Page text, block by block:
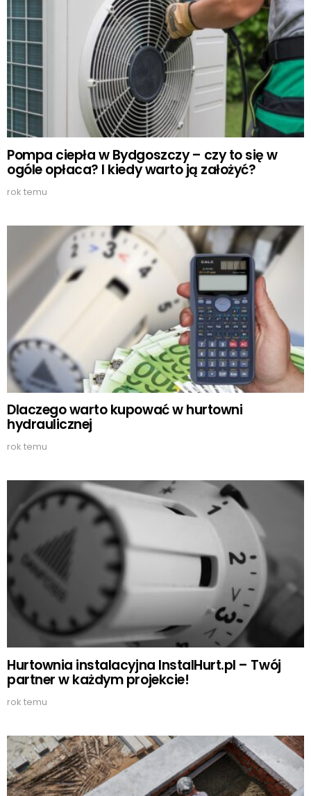
Pompa ciepła w Bydgoszczy – czy to się w
ogóle opłaca? I kiedy warto ją założyć?
rok temu
Dlaczego warto kupować w hurtowni
hydraulicznej
rok temu
Hurtownia instalacyjna InstalHurt.pl – Twój
partner w każdym projekcie!
rok temu